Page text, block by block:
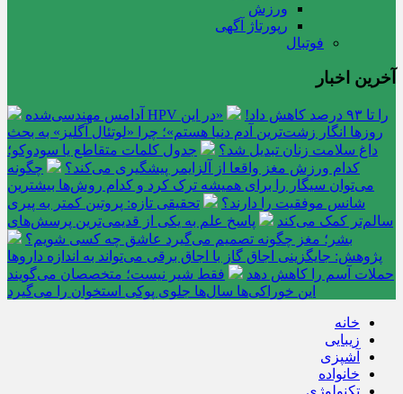
ورزش
رپورتاژ آگهی
فوتبال
آخرین اخبار
آدامس مهندسی‌شده‌ HPV را تا ۹۳ درصد کاهش داد!
«در این
روزها انگار زشت‌ترین آدم دنیا هستم»؛ چرا «لوتئال آگلیز» به بحث‌
داغ سلامت زنان تبدیل شد؟
جدول کلمات متقاطع یا سودوکو؛
کدام ورزش مغز واقعا از آلزایمر پیشگیری می‌کند؟
چگونه
می‌توان سیگار را برای همیشه ترک کرد و کدام روش‌ها بیشترین
شانس موفقیت را دارند؟
تحقیقی تازه: پروتین کمتر به پیری
سالم‌تر کمک می‌کند
پاسخ علم به یکی از قدیمی‌ترین پرسش‌های
بشر؛ مغز چگونه تصمیم می‌گیرد عاشق چه کسی شویم؟
پژوهش: جایگزینی اجاق گاز با اجاق برقی می‌تواند به اندازه داروها
حملات آسم را کاهش دهد
فقط شیر نیست؛ متخصصان می‌گویند
این خوراکی‌ها سال‌ها جلوی پوکی استخوان را می‌گیرد
خانه
زیبایی
آشپزی
خانواده
تکنولوژی